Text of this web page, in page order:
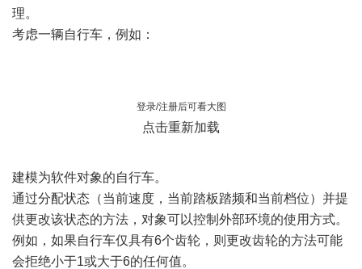
理。
考虑一辆自行车，例如：
登录/注册后可看大图
点击重新加载
建模为软件对象的自行车。
通过分配状态（当前速度，当前踏板踏频和当前档位）并提
供更改该状态的方法，对象可以控制外部环境的使用方式。
例如，如果自行车仅具有6个齿轮，则更改齿轮的方法可能
会拒绝小于1或大于6的任何值。